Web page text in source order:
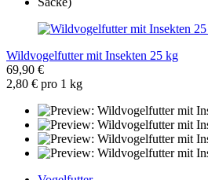
Wildvogelfutter mit Insekten 25 kg
69,90 €
2,80 € pro 1 kg